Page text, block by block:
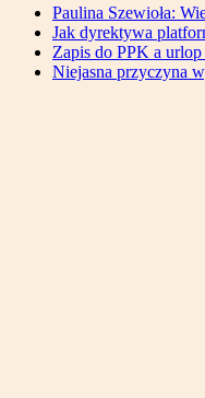
Paulina Szewioła:
Jak dyrektywa
Zapis do PPK a
Niejasna przyczyna